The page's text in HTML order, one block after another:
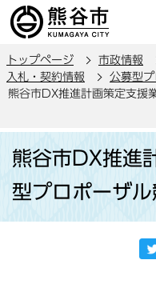
の
ー
ジ
先
トップページ 市政情報
入札・契約情報
公募型
熊谷市DX推進計画策定支援
か
熊谷市DX推進
型プロポーザ